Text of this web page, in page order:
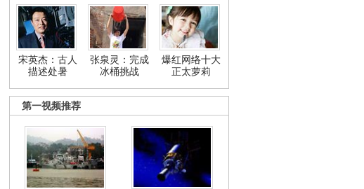
宋英杰：古人
描述处暑
张泉灵：完成
冰桶挑战
爆红网络十大
正太萝莉
第一视频推荐